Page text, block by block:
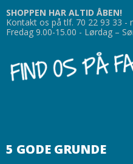
SHOPPEN HAR ALTID ÅBEN!
Kontakt os på tlf. 70 22 93 33 -
Fredag 9.00-15.00 - Lørdag –
5 GODE GRUNDE